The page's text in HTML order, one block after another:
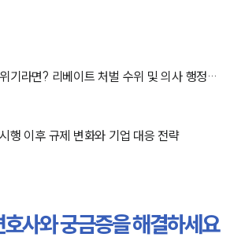
리베이트의사징역 위기라면? 리베이트 처벌 수위 및 의사 행정처분 정리
행 이후 규제 변화와 기업 대응 전략
사와 궁금증을 해결하세요